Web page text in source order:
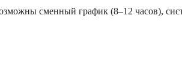
сменный график (8–12 часов),